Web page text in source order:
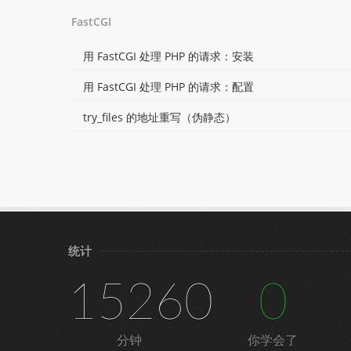
FastCGI
用 FastCGI 处理 PHP 的请求：安装
用 FastCGI 处理 PHP 的请求：配置
try_files 的地址重写（伪静态）
统计
15260
分钟
0
你学会了